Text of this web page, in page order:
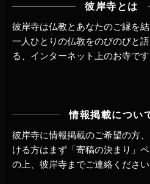
彼岸寺とは
彼岸寺は仏教とあなたのご縁を結
一人ひとりの仏教をのびのびと
る、インターネット上のお寺です
情報掲載につい
彼岸寺に情報掲載のご希望の方
ける方はまず 「寄稿の決まり」
の上、 彼岸寺までご連絡 ください